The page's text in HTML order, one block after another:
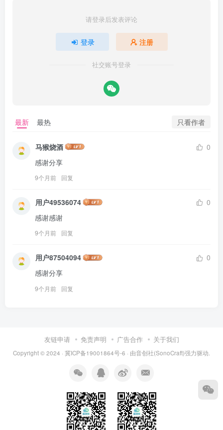
请登录后发表评论
登录 注册
社交账号登录
最新 最热 只看作者
马猴烧酒
0
感谢分享
9个月前 回复
用户49536074
0
感谢感谢
9个月前 回复
用户87504094
0
感谢分享
9个月前 回复
友链申请 免责声明 广告合作 关于我们
Copyright © 2024 · 冀ICP备19001864号-6 · 由音创社(SonoCraft)强力驱动.